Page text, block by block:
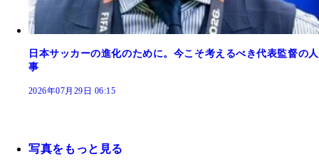
日本サッカーの進化のために。今こそ考えるべき代表監督の人
事
2026年07月29日 06:15
写真をもっと見る